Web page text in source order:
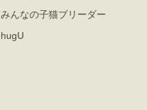
みんなの子猫ブリーダー
hugU